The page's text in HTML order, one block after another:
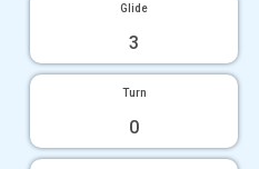
Glide
3
Turn
0